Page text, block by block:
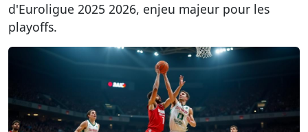
d'Euroligue 2025 2026, enjeu majeur pour les
playoffs.